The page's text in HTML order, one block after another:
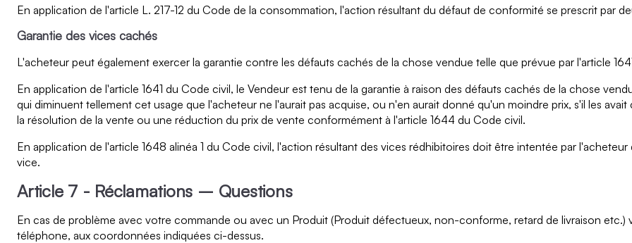
En application de l'article L. 217-12 du Code de la consommation, l'action résultant du défaut de conformité se prescrit par
Garantie des vices cachés
L'acheteur peut également exercer la garantie contre les défauts cachés de la chose vendue telle que prévue par l'article
En application de l'article 1641 du Code civil, le Vendeur est tenu de la garantie à raison des défauts cachés de la chose
qui diminuent tellement cet usage que l'acheteur ne l'aurait pas acquise, ou n'en aurait donné qu'un moindre prix, s'il les
la résolution de la vente ou une réduction du prix de vente conformément à l'article 1644 du Code civil.
En application de l'article 1648 alinéa 1 du Code civil, l'action résultant des vices rédhibitoires doit être intentée par
vice.
Article 7 - Réclamations – Questions
En cas de problème avec votre commande ou avec un Produit (Produit défectueux, non-conforme, retard de livraison
téléphone, aux coordonnées indiquées ci-dessus.